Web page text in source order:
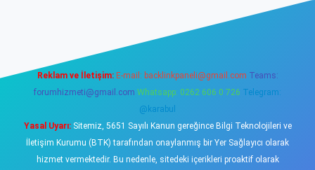
Reklam ve İletişim: E-mail: backlinkpaneli@gmail.com Teams:
forumhizmeti@gmail.com Whatsapp: 0262 606 0 726 Telegram:
@karabul
Yasal Uyarı:Sitemiz, 5651 Sayılı Kanun gereğince Bilgi Teknolojileri ve
İletişim Kurumu (BTK) tarafından onaylanmış bir Yer Sağlayıcı olarak
hizmet vermektedir. Bu nedenle, sitedeki içerikleri proaktif olarak